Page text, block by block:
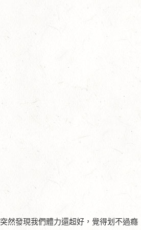
然發現我們體力還超好，覺得划不過癮